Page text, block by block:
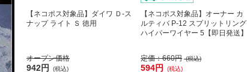
【ネコポス対象品】ダイワ Ｄ-ス
ナップ ライト Ｓ 徳用
オープン価格
942円 (税込)
【ネコポス対象品】オーナー カ
ルティバ P-12 スプリットリング
ハイパーワイヤー 5【即日発送】
定価：660円 (税込)
594円 (税込)